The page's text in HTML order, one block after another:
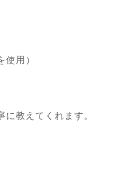
用）
教えてくれます。